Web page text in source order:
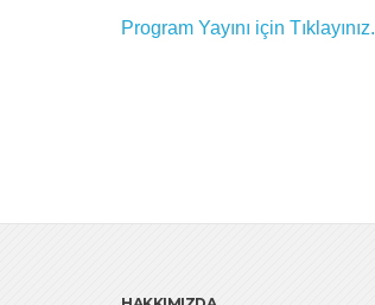
Program Yayını için Tıklayınız.